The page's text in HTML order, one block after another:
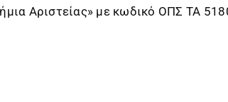
Αριστείας» με κωδικό ΟΠΣ ΤΑ